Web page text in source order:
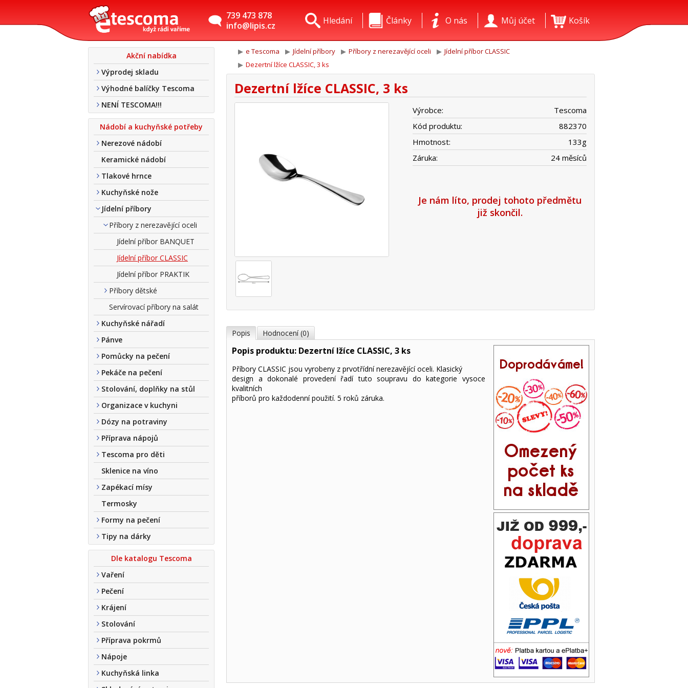
739 473 878
info@lipis.cz
Košík
Můj účet
O nás
Články
Hledání
Akční nabídka
Výprodej skladu
Výhodné balíčky Tescoma
NENÍ TESCOMA!!!
Nádobí a kuchyňské potřeby
Nerezové nádobí
Keramické nádobí
Tlakové hrnce
Kuchyňské nože
Jídelní příbory
Příbory z nerezavějící oceli
Jídelní příbor BANQUET
Jídelní příbor CLASSIC
Jídelní příbor PRAKTIK
Příbory dětské
Servírovací příbory na salát
Kuchyňské nářadí
Pánve
Pomůcky na pečení
Pekáče na pečení
Stolování, doplňky na stůl
Organizace v kuchyni
Dózy na potraviny
Příprava nápojů
Tescoma pro děti
Sklenice na víno
Zapékací mísy
Termosky
Formy na pečení
Tipy na dárky
Dle katalogu Tescoma
Vaření
Pečení
Krájení
Stolování
Příprava pokrmů
Nápoje
Kuchyňská linka
e Tescoma Jídelní příbory Příbory z nerezavějící oceli
Jídelní příbor CLASSIC
Dezertní lžíce CLASSIC, 3 ks
Dezertní lžíce CLASSIC, 3 ks
Výrobce:
Tescoma
Kód produktu:
882370
Hmotnost:
133g
Záruka:
24 měsíců
Je nám líto, prodej tohoto předmětu
již skončil.
Popis Hodnocení (0)
Popis produktu: Dezertní lžíce CLASSIC, 3 ks
Příbory CLASSIC jsou vyrobeny z prvotřídní nerezavějící oceli. Klasický
design a dokonalé provedení řadí tuto soupravu do kategorie vysoce
kvalitních
příborů pro každodenní použití. 5 roků záruka.